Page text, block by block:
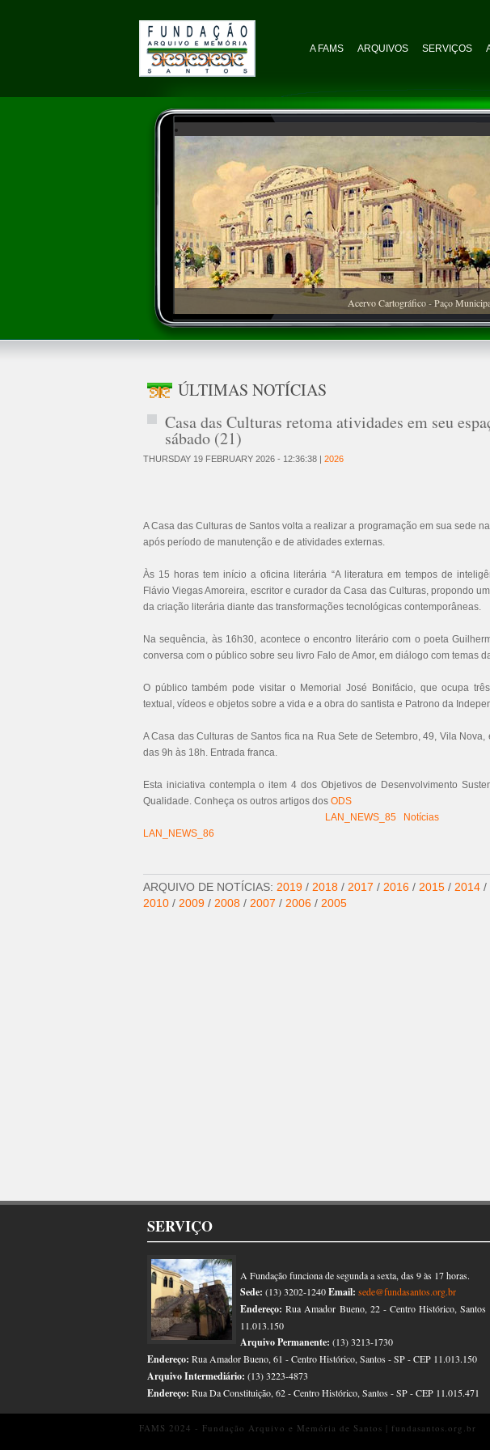
A FAMS ARQUIVOS SERVIÇOS
Acervo Cartográfico - Paço
ÚLTIMAS NOTÍCIAS
Casa das Culturas retoma atividades em seu
sábado (21)
THURSDAY 19 FEBRUARY 2026 - 12:36:38 | 2026
A Casa das Culturas de Santos volta a realizar a programação em sua sede
após período de manutenção e de atividades externas.
Às 15 horas tem início a oficina literária “A literatura em tempos de
Flávio Viegas Amoreira, escritor e curador da Casa das Culturas, propondo
da criação literária diante das transformações tecnológicas contemporâneas.
Na sequência, às 16h30, acontece o encontro literário com o poeta
conversa com o público sobre seu livro Falo de Amor, em diálogo com temas
O público também pode visitar o Memorial José Bonifácio, que ocupa
textual, vídeos e objetos sobre a vida e a obra do santista e Patrono da
A Casa das Culturas de Santos fica na Rua Sete de Setembro, 49, Vila
das 9h às 18h. Entrada franca.
Esta iniciativa contempla o item 4 dos Objetivos de Desenvolvimento
Qualidade. Conheça os outros artigos dos ODS
LAN_NEWS_85
Notícias
LAN_NEWS_86
ARQUIVO DE NOTÍCIAS: 2019 / 2018 / 2017 / 2016 / 2015 / 2014 /
2010 / 2009 / 2008 / 2007 / 2006 / 2005
SERVIÇO
A Fundação funciona de segunda a sexta, das 9 às 17 horas.
Sede: (13) 3202-1240Email: sede@fundasantos.org.br
Endereço: Rua Amador Bueno, 22 - Centro Histórico,
11.013.150
Arquivo Permanente: (13) 3213-1730
Endereço: Rua Amador Bueno, 61 - Centro Histórico, Santos - SP - CEP 11.013.150
Arquivo Intermediário: (13) 3223-4873
Endereço: Rua Da Constituição, 62 - Centro Histórico, Santos - SP - CEP 11.015.471
FAMS 2024 - Fundação Arquivo e Memória de Santos | fundasantos.org.br